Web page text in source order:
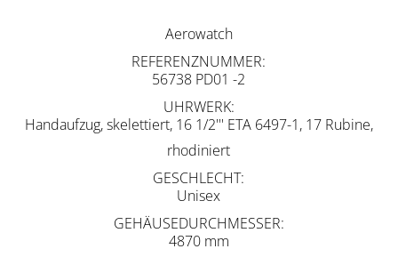
Aerowatch
REFERENZNUMMER
56738 PD01 -2
UHRWERK
Handaufzug, skelettiert, 16 1/2''' ETA 6497-1, 17 Rubine,
rhodiniert
GESCHLECHT
Unisex
GEHÄUSEDURCHMESSER
4870 mm